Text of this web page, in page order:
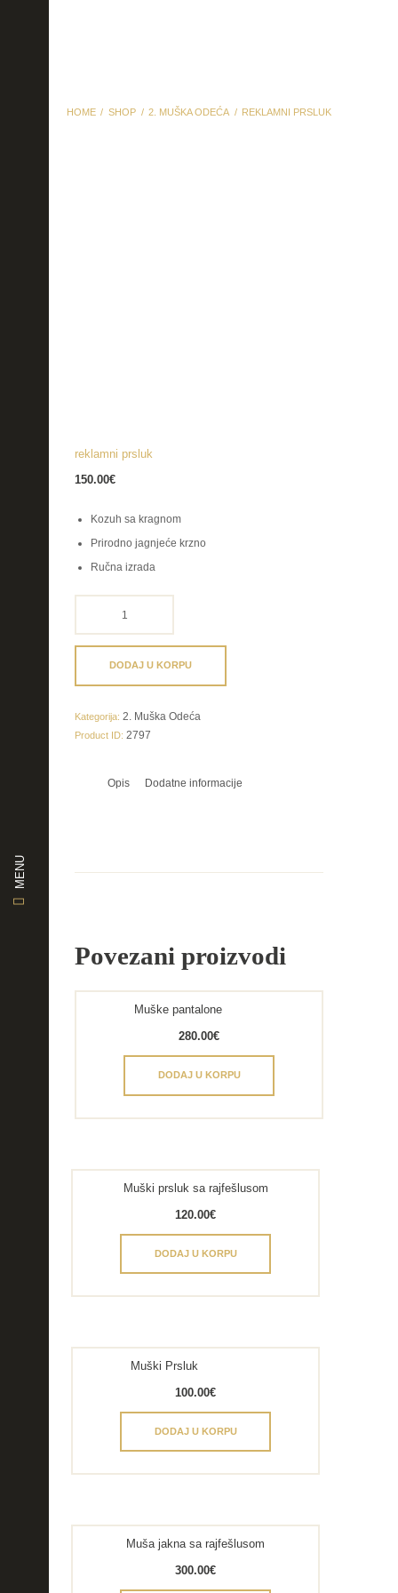
MENU
HOME SHOP 2. MUŠKA ODEĆA REKLAMNI PRSLUK
reklamni prsluk
150.00€
Kozuh sa kragnom
Prirodno jagnjeće krzno
Ručna izrada
DODAJ U KORPU
Kategorija: 2. Muška Odeća
Product ID: 2797
Opis Dodatne informacije
Povezani proizvodi
Muške pantalone
280.00€
DODAJ U KORPU
Muški prsluk sa rajfešlusom
120.00€
DODAJ U KORPU
Muški Prsluk
100.00€
DODAJ U KORPU
Muša jakna sa rajfešlusom
300.00€